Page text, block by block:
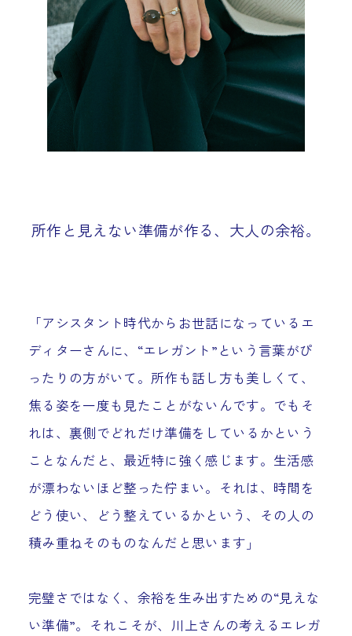
所作と見えない準備が作る、大人の余裕。
「アシスタント時代からお世話になっているエ
ディターさんに、“エレガント”という言葉がぴ
ったりの方がいて。所作も話し方も美しくて、
焦る姿を一度も見たことがないんです。でもそ
れは、裏側でどれだけ準備をしているかという
ことなんだと、最近特に強く感じます。生活感
が漂わないほど整った佇まい。それは、時間を
どう使い、どう整えているかという、その人の
積み重ねそのものなんだと思います」
完璧さではなく、余裕を生み出すための“見えな
い準備”。それこそが、川上さんの考えるエレガ